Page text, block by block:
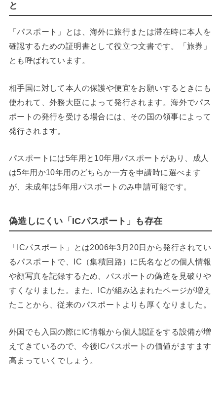
と
「パスポート」とは、海外に旅行または滞在時に本人を
確認するための証明書として役立つ文書です。「旅券」
とも呼ばれています。
相手国に対して本人の保護や便宜をお願いするときにも
使われて、外務大臣によって発行されます。海外でパス
ポートの発行を受ける場合には、その国の領事によって
発行されます。
パスポートには5年用と10年用パスポートがあり、成人
は5年用か10年用のどちらか一方を申請時に選べます
が、未成年は5年用パスポートのみ申請可能です。
偽造しにくい「ICパスポート」も存在
「ICパスポート」とは2006年3月20日から発行されてい
るパスポートで、IC（集積回路）に氏名などの個人情報
や顔写真を記録するため、パスポートの偽造を見破りや
すくなりました。また、ICが組み込まれたページが増え
たことから、従来のパスポートよりも厚くなりました。
外国でも入国の際にIC情報から個人認証をする設備が増
えてきているので、今後ICパスポートの価値がますます
高まっていくでしょう。